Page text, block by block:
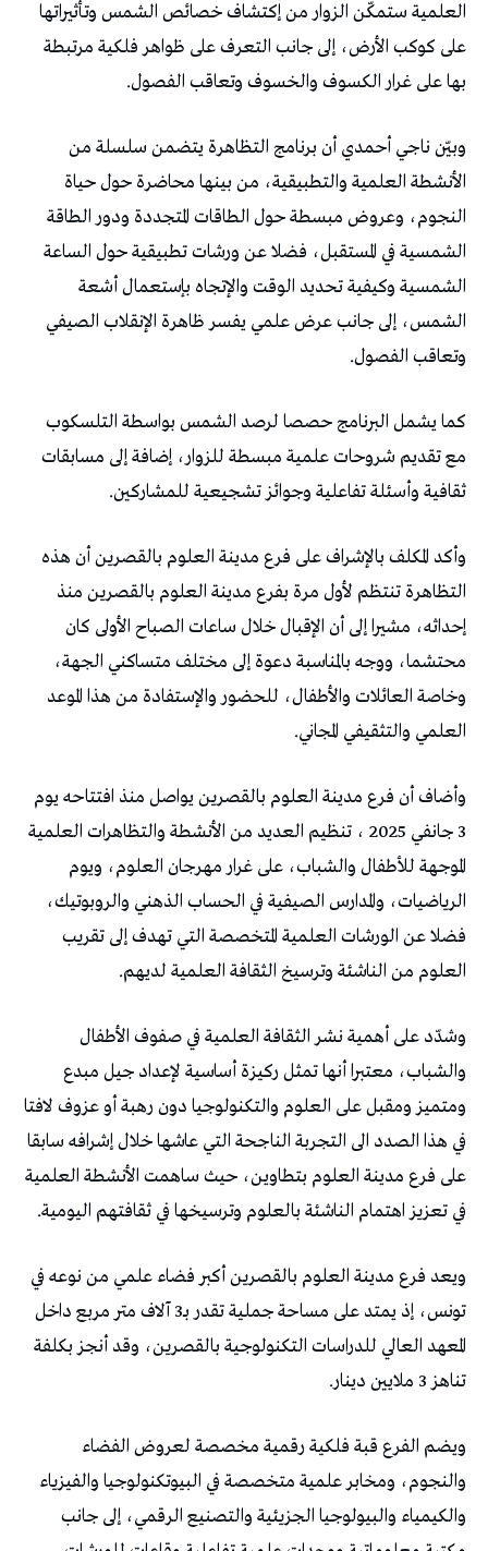
العلمية ستمكّن الزوار من إكتشاف خصائص الشمس وتأثيراتها
على كوكب الأرض، إلى جانب التعرف على ظواهر فلكية مرتبطة
بها على غرار الكسوف والخسوف وتعاقب الفصول.
وبيّن ناجي أحمدي أن برنامج التظاهرة يتضمن سلسلة من
الأنشطة العلمية والتطبيقية، من بينها محاضرة حول حياة
النجوم، وعروض مبسطة حول الطاقات المتجددة ودور الطاقة
الشمسية في المستقبل، فضلا عن ورشات تطبيقية حول الساعة
الشمسية وكيفية تحديد الوقت والإتجاه بإستعمال أشعة
الشمس، إلى جانب عرض علمي يفسر ظاهرة الإنقلاب الصيفي
وتعاقب الفصول.
كما يشمل البرنامج حصصا لرصد الشمس بواسطة التلسكوب
مع تقديم شروحات علمية مبسطة للزوار، إضافة إلى مسابقات
ثقافية وأسئلة تفاعلية وجوائز تشجيعية للمشاركين.
وأكد المكلف بالإشراف على فرع مدينة العلوم بالقصرين أن هذه
التظاهرة تنتظم لأول مرة بفرع مدينة العلوم بالقصرين منذ
إحداثه، مشيرا إلى أن الإقبال خلال ساعات الصباح الأولى كان
محتشما، ووجه بالمناسبة دعوة إلى مختلف متساكني الجهة،
وخاصة العائلات والأطفال، للحضور والإستفادة من هذا الموعد
العلمي والتثقيفي المجاني.
وأضاف أن فرع مدينة العلوم بالقصرين يواصل منذ افتتاحه يوم
3 جانفي 2025 ، تنظيم العديد من الأنشطة والتظاهرات العلمية
الموجهة للأطفال والشباب، على غرار مهرجان العلوم، ويوم
الرياضيات، والمدارس الصيفية في الحساب الذهني والروبوتيك،
فضلا عن الورشات العلمية المتخصصة التي تهدف إلى تقريب
العلوم من الناشئة وترسيخ الثقافة العلمية لديهم.
وشدّد على أهمية نشر الثقافة العلمية في صفوف الأطفال
والشباب، معتبرا أنها تمثل ركيزة أساسية لإعداد جيل مبدع
ومتميز ومقبل على العلوم والتكنولوجيا دون رهبة أو عزوف لافتا
في هذا الصدد الى التجربة الناجحة التي عاشها خلال إشرافه سابقا
على فرع مدينة العلوم بتطاوين، حيث ساهمت الأنشطة العلمية
في تعزيز اهتمام الناشئة بالعلوم وترسيخها في ثقافتهم اليومية.
ويعد فرع مدينة العلوم بالقصرين أكبر فضاء علمي من نوعه في
تونس، إذ يمتد على مساحة جملية تقدر بـ3 آلاف متر مربع داخل
المعهد العالي للدراسات التكنولوجية بالقصرين، وقد أنجز بكلفة
تناهز 3 ملايين دينار.
ويضم الفرع قبة فلكية رقمية مخصصة لعروض الفضاء
والنجوم، ومخابر علمية متخصصة في البيوتكنولوجيا والفيزياء
والكيمياء والبيولوجيا الجزيئية والتصنيع الرقمي، إلى جانب